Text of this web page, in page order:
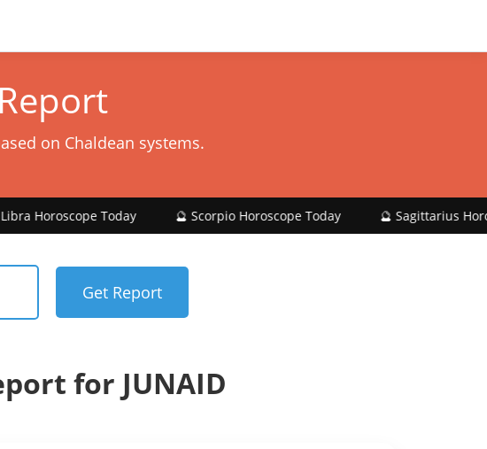
on Chaldean systems.
Today 🔮 Scorpio Horoscope Today 🔮 Sagittarius Horoscope
for JUNAID